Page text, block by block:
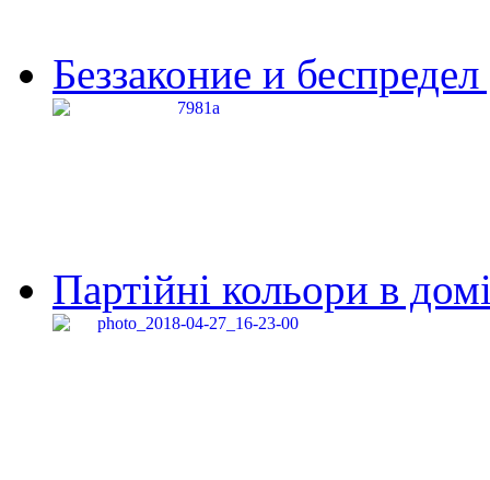
Беззаконие и
Партійні кольори в